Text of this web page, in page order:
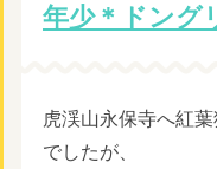
年少＊ドン
虎渓山永保寺へ紅
でしたが、